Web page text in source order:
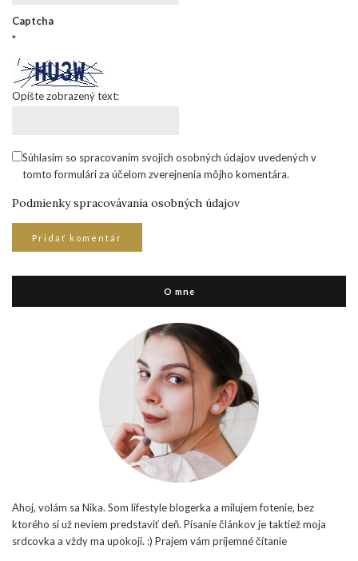
Captcha
*
Opíšte zobrazený text:
Súhlasím so spracovaním svojich osobných údajov uvedených v
tomto formulári za účelom zverejnenia môjho komentára.
Podmienky spracovávania osobných údajov
O mne
Ahoj, volám sa Nika. Som lifestyle blogerka a milujem fotenie, bez
ktorého si už neviem predstaviť deň. Písanie článkov je taktiež moja
srdcovka a vždy ma upokojí. :) Prajem vám príjemné čítanie